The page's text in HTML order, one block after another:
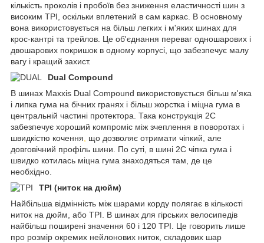
кількість проколів і пробоїв без зниження еластичності шин з
високим TPI, оскільки вплетений в сам каркас. В основному
вона використовується на більш легких і м'яких шинах для
крос-кантрі та трейлов. Це об'єднання переваг одношарових і
двошарових покришок в одному корпусі, що забезпечує малу
вагу і кращий захист.
Dual Compound
В шинах Maxxis Dual Compound використовується більш м'яка
і липка гума на бічних гранях і більш жорстка і міцна гума в
центральній частині протектора. Така конструкція 2C
забезпечує хороший компроміс між зчеплення в поворотах і
швидкістю кочення, що дозволяє отримати чіпкий, але
довговічний профіль шини. По суті, в шині 2C чіпка гума і
швидко котилась міцна гума знаходяться там, де це
необхідно.
TPI (ниток на дюйм)
Найбільша відмінність між шарами корду полягає в кількості
ниток на дюйм, або TPI. В шинах для гірських велосипедів
найбільш поширені значення 60 і 120 TPI. Це говорить лише
про розмір окремих нейлонових ниток, складових шар